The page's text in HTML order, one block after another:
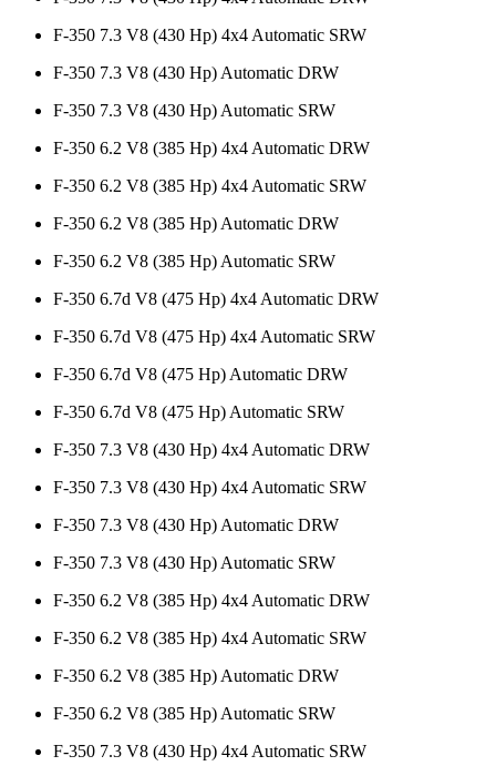
F-350 7.3 V8 (430 Hp) 4x4 Automatic SRW
F-350 7.3 V8 (430 Hp) Automatic DRW
F-350 7.3 V8 (430 Hp) Automatic SRW
F-350 6.2 V8 (385 Hp) 4x4 Automatic DRW
F-350 6.2 V8 (385 Hp) 4x4 Automatic SRW
F-350 6.2 V8 (385 Hp) Automatic DRW
F-350 6.2 V8 (385 Hp) Automatic SRW
F-350 6.7d V8 (475 Hp) 4x4 Automatic DRW
F-350 6.7d V8 (475 Hp) 4x4 Automatic SRW
F-350 6.7d V8 (475 Hp) Automatic DRW
F-350 6.7d V8 (475 Hp) Automatic SRW
F-350 7.3 V8 (430 Hp) 4x4 Automatic DRW
F-350 7.3 V8 (430 Hp) 4x4 Automatic SRW
F-350 7.3 V8 (430 Hp) Automatic DRW
F-350 7.3 V8 (430 Hp) Automatic SRW
F-350 6.2 V8 (385 Hp) 4x4 Automatic DRW
F-350 6.2 V8 (385 Hp) 4x4 Automatic SRW
F-350 6.2 V8 (385 Hp) Automatic DRW
F-350 6.2 V8 (385 Hp) Automatic SRW
F-350 7.3 V8 (430 Hp) 4x4 Automatic SRW